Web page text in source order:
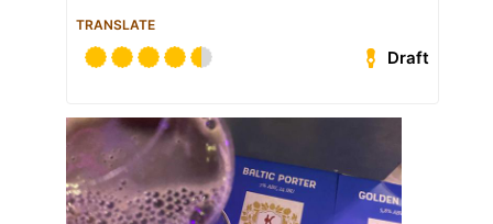
TRANSLATE
Draft